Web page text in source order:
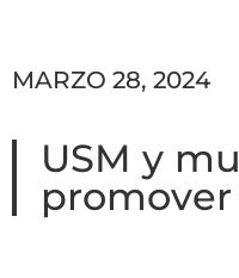
MARZO 28, 2024
USM y